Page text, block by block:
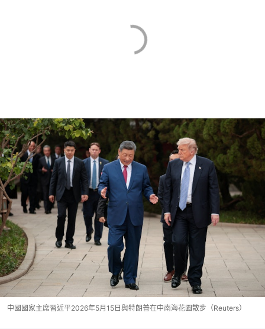
中國國家主席習近平2026年5月15日與特朗普在中南海花園散步（Reuters）